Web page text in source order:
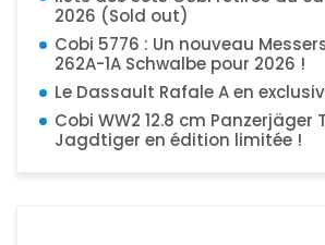
2026 (Sold out)
Cobi 5776 : Un nouveau
262A-1A Schwalbe pour 2026 !
Le Dassault Rafale A en
Cobi WW2 12.8 cm Panzerjäger
Jagdtiger en édition limitée !